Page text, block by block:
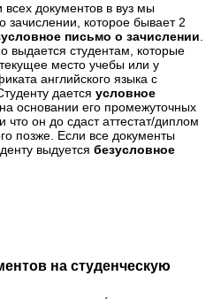
документов в вуз мы
зачислении, которое бывает 2
письмо о зачислении.
выдается студентам, которые
место учебы или у
английского языка с
дается условное
на основании его промежуточных
что он до сдаст аттестат/диплом
позже. Если все документы
выдуется безусловное
на студенческую